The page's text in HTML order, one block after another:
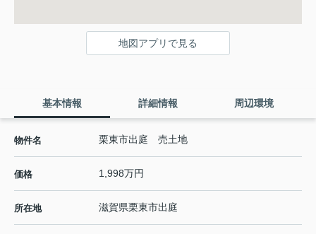
地図アプリで見る
基本情報 詳細情報 周辺環境
物件名 栗東市出庭 売土地
価格 1,998万円
所在地 滋賀県栗東市出庭